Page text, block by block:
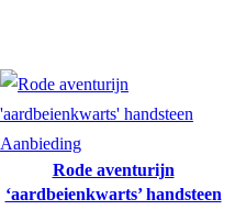
AanbiedingProduct
in
de
Rode aventurijn
‘aardbeienkwarts’ handsteen